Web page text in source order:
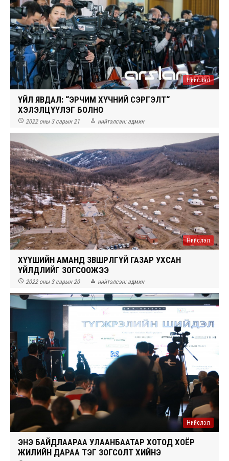
Нийслэл
ҮЙЛ ЯВДАЛ: “ЭРЧИМ ХҮЧНИЙ СЭРГЭЛТ“
ХЭЛЭЛЦҮҮЛЭГ БОЛНО
 2022 оны 3 сарын 21  нийтэлсэн: админ
Нийслэл
ХҮҮШИЙН АМАНД ЗӨВШӨӨРӨЛГҮЙ ГАЗАР УХСАН
ҮЙЛДЛИЙГ ЗОГСООЖЭЭ
 2022 оны 3 сарын 20  нийтэлсэн: админ
Нийслэл
ЭНЭ БАЙДЛААРАА УЛААНБААТАР ХОТОД ХОЁР
ЖИЛИЙН ДАРАА ТЭГ ЗОГСОЛТ ХИЙНЭ